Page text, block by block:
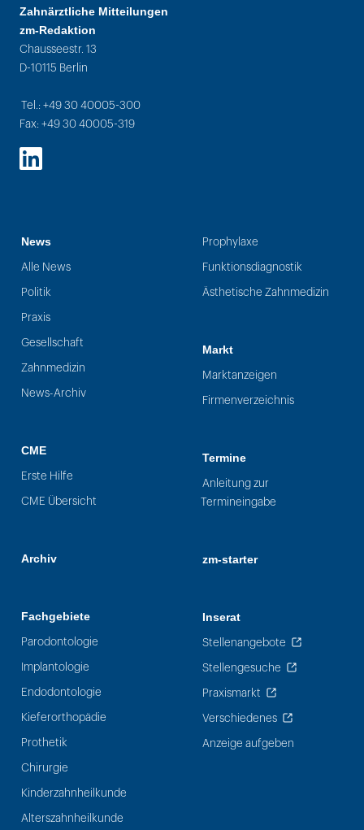
Zahnärztliche Mitteilungen
zm-Redaktion
Chausseestr. 13
D-10115 Berlin
Tel.: +49 30 40005-300
Fax: +49 30 40005-319
LinkedIn
News
Alle News
Politik
Praxis
Gesellschaft
Zahnmedizin
News-Archiv
CME
Erste Hilfe
CME Übersicht
Archiv
Fachgebiete
Parodontologie
Implantologie
Endodontologie
Kieferorthopädie
Prothetik
Chirurgie
Kinderzahnheilkunde
Alterszahnheilkunde
Prophylaxe
Funktionsdiagnostik
Ästhetische Zahnmedizin
Markt
Marktanzeigen
Firmenverzeichnis
Termine
Anleitung zur
Termineingabe
zm-starter
Inserat
Stellenangebote
Stellengesuche
Praxismarkt
Verschiedenes
Anzeige aufgeben